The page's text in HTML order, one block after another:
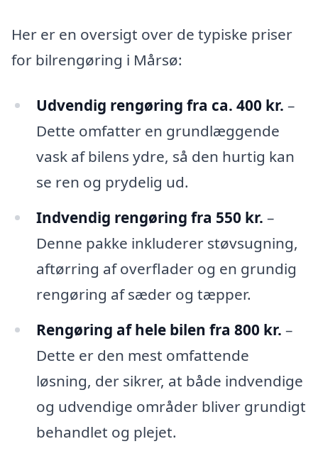
Her er en oversigt over de typiske priser
for bilrengøring i Mårsø:
Udvendig rengøring fra ca. 400 kr. –
Dette omfatter en grundlæggende
vask af bilens ydre, så den hurtig kan
se ren og prydelig ud.
Indvendig rengøring fra 550 kr. –
Denne pakke inkluderer støvsugning,
aftørring af overflader og en grundig
rengøring af sæder og tæpper.
Rengøring af hele bilen fra 800 kr. –
Dette er den mest omfattende
løsning, der sikrer, at både indvendige
og udvendige områder bliver grundigt
behandlet og plejet.